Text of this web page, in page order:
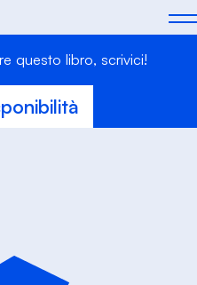
questo libro, scrivici!